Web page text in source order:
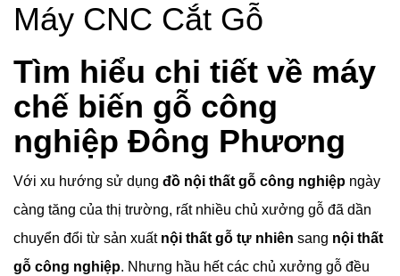
Máy CNC Cắt Gỗ
Tìm hiểu chi tiết về máy
chế biến gỗ công
nghiệp Đông Phương
Với xu hướng sử dụng đồ nội thất gỗ công nghiệp ngày
càng tăng của thị trường, rất nhiều chủ xưởng gỗ đã dần
chuyển đổi từ sản xuất nội thất gỗ tự nhiên sang nội thất
gỗ công nghiệp. Nhưng hầu hết các chủ xưởng gỗ đều